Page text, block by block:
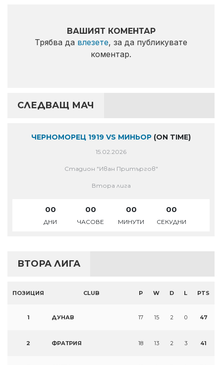
ВАШИЯТ КОМЕНТАР
Трябва да влезете, за да публикувате
коментар.
СЛЕДВАЩ МАЧ
ЧЕРНОМОРЕЦ 1919 VS МИНЬОР (ON TIME)
15.02.2026
Стадион "Иван Притъргов"
Втора лига
00
ДНИ
00
ЧАСОВЕ
00
МИНУТИ
00
СЕКУДНИ
ВТОРА ЛИГА
ПОЗИЦИЯ CLUB P W D L PTS
1 ДУНАВ 17 15 2 0 47
2 ФРАТРИЯ 18 13 2 3 41